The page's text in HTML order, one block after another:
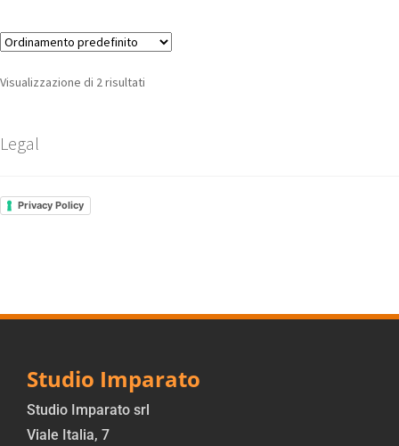
Visualizzazione di 2 risultati
Legal
Privacy Policy
Studio Imparato
Studio Imparato srl
Viale Italia, 7